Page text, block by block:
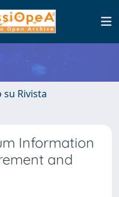
Rivista
Information
and